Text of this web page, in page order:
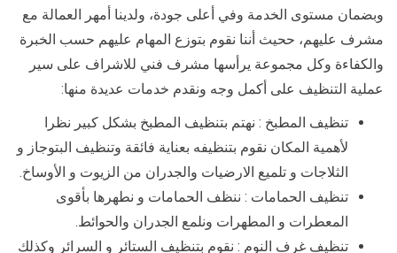
وبضمان مستوى الخدمة وفي أعلى جودة، ولدينا أمهر العمالة مع
مشرف عليهم، ححيث أننا نقوم بتوزع المهام عليهم حسب الخبرة
والكفاءة وكل مجموعة يرأسها مشرف فني للاشراف على سير
عملية التنظيف على أكمل وجه ونقدم خدمات عديدة منها:
تنظيف المطبخ : نهتم بتنظيف المطبخ بشكل كبير نظرا
لأهمية المكان نقوم بتنظيفه بعناية فائقة وتنظيف البتوجاز و
الثلاجات و تلميع الارضيات والجدران من الزيوت و الأوساخ.
تنظيف الحمامات : ننظف الحمامات و نطهرها بأقوى
المعطرات و المطهرات ونلمع الجدران والحوائط.
تنظيف غرف النوم : نقوم بتنظيف الستائر و السرائر وكذلك